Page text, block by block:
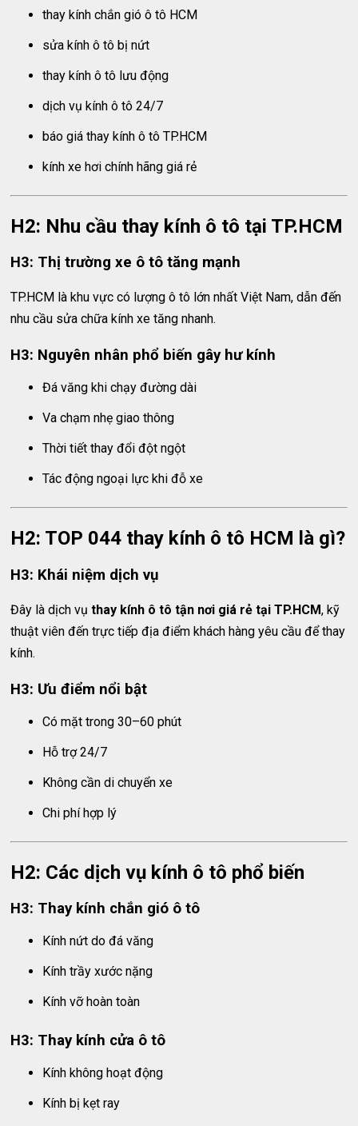
thay kính chắn gió ô tô HCM
sửa kính ô tô bị nứt
thay kính ô tô lưu động
dịch vụ kính ô tô 24/7
báo giá thay kính ô tô TP.HCM
kính xe hơi chính hãng giá rẻ
H2: Nhu cầu thay kính ô tô tại TP.HCM
H3: Thị trường xe ô tô tăng mạnh
TP.HCM là khu vực có lượng ô tô lớn nhất Việt Nam, dẫn đến
nhu cầu sửa chữa kính xe tăng nhanh.
H3: Nguyên nhân phổ biến gây hư kính
Đá văng khi chạy đường dài
Va chạm nhẹ giao thông
Thời tiết thay đổi đột ngột
Tác động ngoại lực khi đỗ xe
H2: TOP 044 thay kính ô tô HCM là gì?
H3: Khái niệm dịch vụ
Đây là dịch vụthay kính ô tô tận nơi giá rẻ tại TP.HCM, kỹ
thuật viên đến trực tiếp địa điểm khách hàng yêu cầu để thay
kính.
H3: Ưu điểm nổi bật
Có mặt trong 30–60 phút
Hỗ trợ 24/7
Không cần di chuyển xe
Chi phí hợp lý
H2: Các dịch vụ kính ô tô phổ biến
H3: Thay kính chắn gió ô tô
Kính nứt do đá văng
Kính trầy xước nặng
Kính vỡ hoàn toàn
H3: Thay kính cửa ô tô
Kính không hoạt động
Kính bị kẹt ray